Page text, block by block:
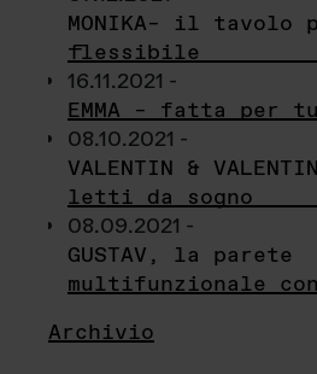
MONIKA– il tavolo
flessibile
16.11.2021 -
EMMA – fatta per
08.10.2021 -
VALENTIN &
letti da sogno
08.09.2021 -
GUSTAV, la parete
multifunzionale
Archivio